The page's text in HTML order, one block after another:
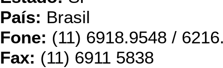
País: Brasil
Fone: (11) 6918.9548 /
Fax: (11) 6911 5838